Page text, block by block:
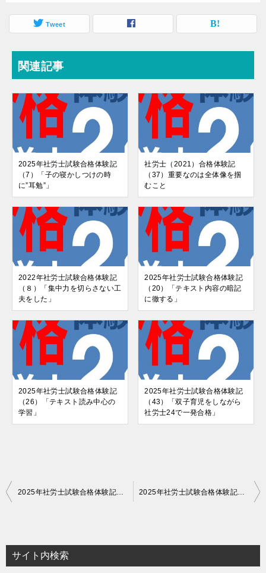
Tweet
関連記事
2025年社労士試験合格体験記
（7）「子の寝かしつけの時
に”耳勉”」
社労士（2021）合格体験記
（37）重要なのは全体像を掴
むこと
2022年社労士試験合格体験記
（８）「集中力を切らさない工
夫をした」
2025年社労士試験合格体験記
（20）「テキスト内容の暗記
に徹する」
2025年社労士試験合格体験記
（26）「テキスト読み中心の
学習」
2025年社労士試験合格体験記
（43）「双子育児をしながら
社労士24で一発合格」
投
ビ
ゲ
サイト内検索